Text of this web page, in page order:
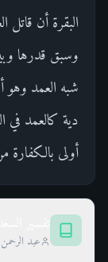
البقرة أن قاتل
وسبق قدرها
شبه العمد وهو
دية كالعمد في
أولى بالكفارة
عبد